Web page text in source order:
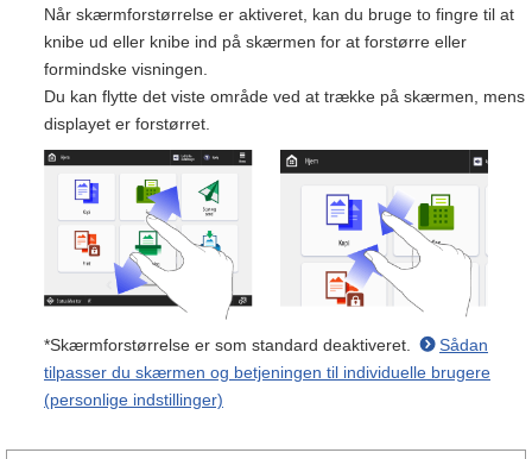
Når skærmforstørrelse er aktiveret, kan du bruge to fingre til at
knibe ud eller knibe ind på skærmen for at forstørre eller
formindske visningen.
Du kan flytte det viste område ved at trække på skærmen, mens
displayet er forstørret.
*Skærmforstørrelse er som standard deaktiveret.
Sådan
tilpasser du skærmen og betjeningen til individuelle brugere
(personlige indstillinger)